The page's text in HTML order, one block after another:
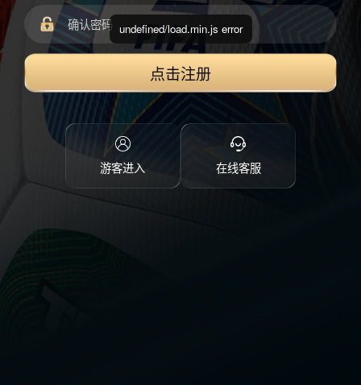
点击注册
游客进入 在线客服
undefined/load.min.js error